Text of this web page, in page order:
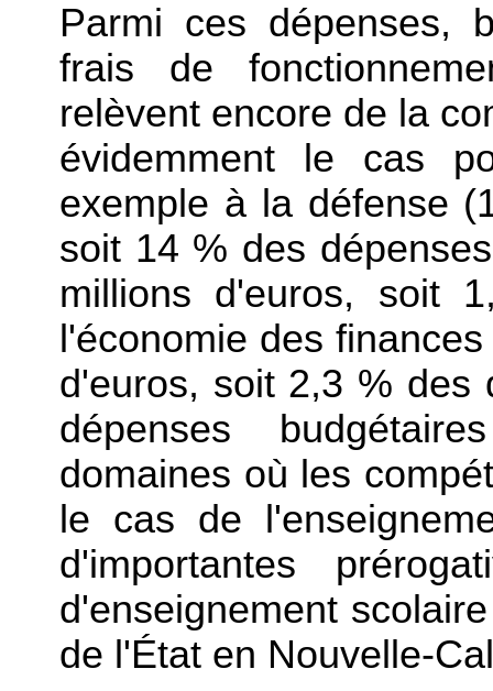
Parmi ces dépenses,
frais de
relèvent encore de la
évidemment le cas
exemple à la défense
soit 14 % des
millions d'euros, soit
l'économie des
d'euros, soit 2,3 % des
dépenses
domaines où les
le cas de
d'importantes
d'enseignement
de l'État en Nouvelle-